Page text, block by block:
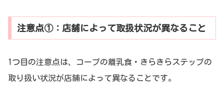
注意点①：店舗によって取扱状況が異なること
1つ目の注意点は、コープの離乳食・きらきらステップの
取り扱い状況が店舗によって異なることです。